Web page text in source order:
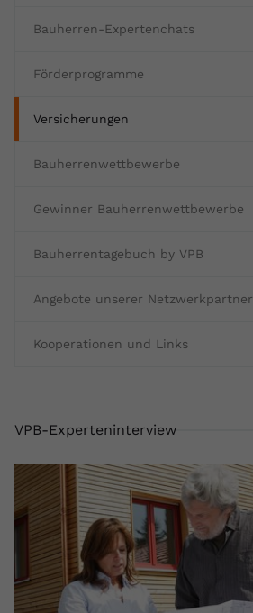
Bauherren-Expertenchats
Förderprogramme
Versicherungen
Bauherrenwettbewerbe
Gewinner Bauherrenwettbewerbe
Bauherrentagebuch by VPB
Angebote unserer Netzwerkpartner
Kooperationen und Links
VPB-Experteninterview